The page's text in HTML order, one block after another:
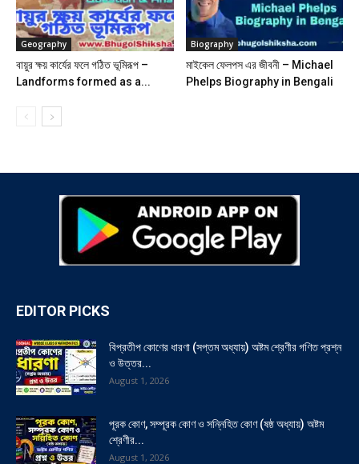
Geography
বায়ুর ক্ষয় কার্যের ফলে গঠিত ভূমিরূপ –
Landforms formed as a...
Biography
মাইকেল ফেলপস এর জীবনী – Michael
Phelps Biography in Bengali
EDITOR PICKS
বিপ্রতীপ কোণের ধারণা (সপ্তম অধ্যায়) অষ্টম শ্রেণীর গণিত প্রশ্ন
ও উত্তর...
August 1, 2026
পূরক কোণ, সম্পূরক কোণ ও সন্নিহিত কোণ (ষষ্ঠ অধ্যায়) অষ্টম
শ্রেণীর...
August 1, 2026